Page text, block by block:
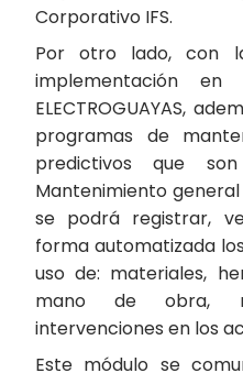
Corporativo IFS.
Por otro lado, con
implementación
ELECTROGUAYAS,
programas de
predictivos que
Mantenimiento general
se podrá registrar,
forma automatizada
uso de: materiales,
mano de obra,
intervenciones en los
Este módulo se